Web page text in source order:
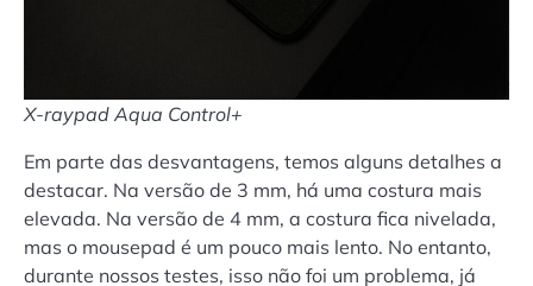
X-raypad Aqua Control+
Em parte das desvantagens, temos alguns detalhes a
destacar. Na versão de 3 mm, há uma costura mais
elevada. Na versão de 4 mm, a costura fica nivelada,
mas o mousepad é um pouco mais lento. No entanto,
durante nossos testes, isso não foi um problema, já